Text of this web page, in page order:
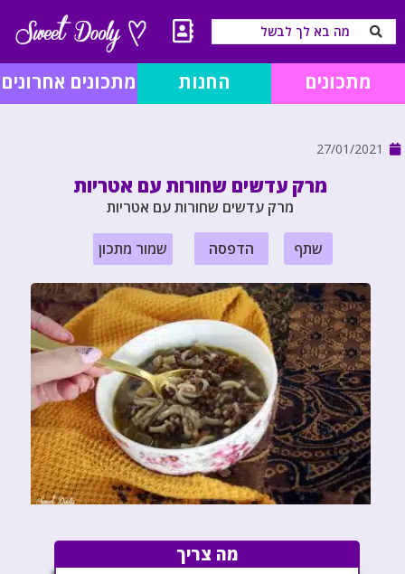
מתכונים החנות מתכונים אחרונים
27/01/2021
מרק עדשים שחורות עם אטריות
מרק עדשים שחורות עם אטריות
שתף הדפסה שמור מתכון
מה צריך